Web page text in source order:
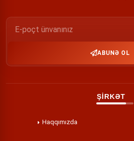
ABUNƏ OL
ŞİRKƏT
Haqqımızda